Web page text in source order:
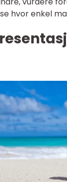
hvor enkel